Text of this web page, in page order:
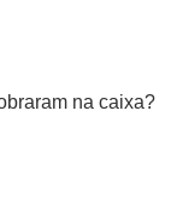
na caixa?